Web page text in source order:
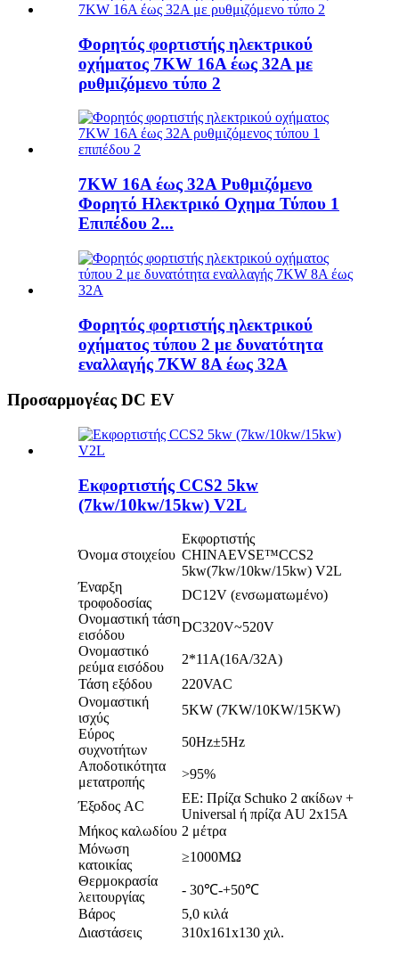
Φορητός φορτιστής ηλεκτρικού
οχήματος 7KW 16A έως 32A με
ρυθμιζόμενο τύπο 2
7KW 16A έως 32A Ρυθμιζόμενο
Φορητό Ηλεκτρικό Οχημα Τύπου 1
Επιπέδου 2...
Φορητός φορτιστής ηλεκτρικού
οχήματος τύπου 2 με δυνατότητα
εναλλαγής 7KW 8A έως 32A
Προσαρμογέας DC EV
Εκφορτιστής CCS2 5kw
(7kw/10kw/15kw) V2L
Όνομα στοιχείου
Εκφορτιστής
CHINAEVSE™️CCS2
5kw(7kw/10kw/15kw) V2L
Έναρξη
τροφοδοσίας
DC12V (ενσωματωμένο)
Ονομαστική τάση
εισόδου
DC320V~520V
Ονομαστικό
ρεύμα εισόδου
2*11A(16A/32A)
Τάση εξόδου
220VAC
Ονομαστική
ισχύς
5KW (7KW/10KW/15KW)
Εύρος
συχνοτήτων
50Hz±5Hz
Αποδοτικότητα
μετατροπής
>95%
Έξοδος AC
ΕΕ: Πρίζα Schuko 2 ακίδων +
Universal ή πρίζα AU 2x15A
Μήκος καλωδίου 2 μέτρα
Μόνωση
κατοικίας
≥1000MΩ
Θερμοκρασία
λειτουργίας
- 30℃-+50℃
Βάρος
5,0 κιλά
Διαστάσεις
310x161x130 χιλ.